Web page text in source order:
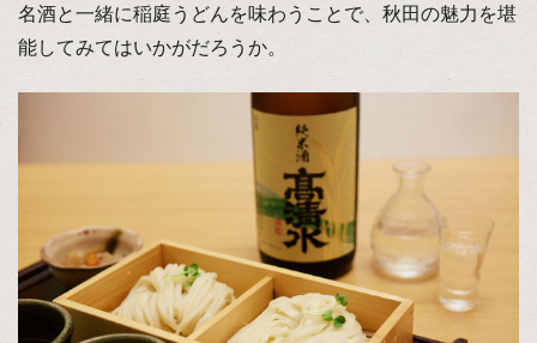
名酒と一緒に稲庭うどんを味わうことで、秋田の魅力を堪
能してみてはいかがだろうか。